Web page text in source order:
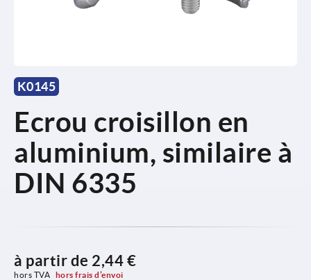
K0145
Ecrou croisillon en
aluminium, similaire à
DIN 6335
à partir de 2,44 €
hors TVA hors frais d’envoi